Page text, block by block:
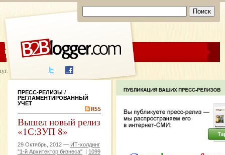
ЦЕНЫ ПОМОЩЬ
написания
ПРЕСС-РЕЛИЗЫ /
РЕГЛАМЕНТИРОВАННЫЙ
УЧЕТ
Вышел новый релиз
«1С:ЗУП 8»
29 Октябрь, 2012 — ИТ-холдинг
"1-й Архитектор бизнеса" | 1099